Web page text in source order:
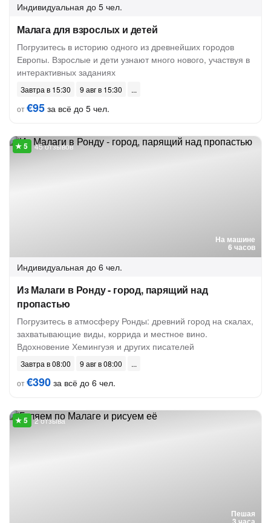
Индивидуальная до 5 чел.
Малага для взрослых и детей
Погрузитесь в историю одного из древнейших городов
Европы. Взрослые и дети узнают много нового, участвуя в
интерактивных заданиях
Завтра в 15:30
9 авг в 15:30
от€95 за всё до 5 чел.
На машине
6 часов
45 отзывов
Индивидуальная до 6 чел.
Из Малаги в Ронду - город, парящий над
пропастью
Погрузитесь в атмосферу Ронды: древний город на скалах,
захватывающие виды, коррида и местное вино.
Вдохновение Хемингуэя и других писателей
Завтра в 08:00
9 авг в 08:00
от€390 за всё до 6 чел.
Пешая
2 отзыва